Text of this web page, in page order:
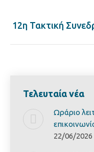
12η Τακτική
Τελευταία νέα
Ωράριο
22/06/2026